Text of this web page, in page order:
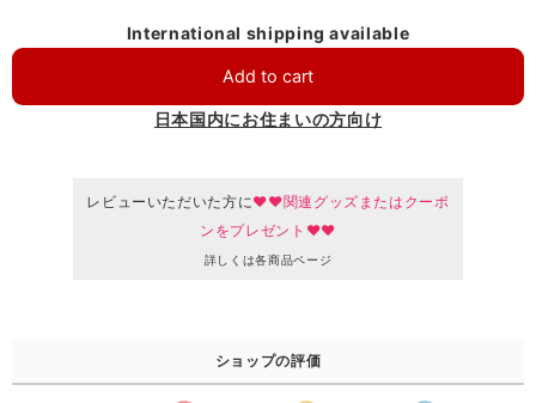
International shipping available
Add to cart
日本国内にお住まいの方向け
レビューいただいた方に♥♥関連グッズまたはクーポ
ンをプレゼント♥♥
詳しくは各商品ページ
ショップの評価